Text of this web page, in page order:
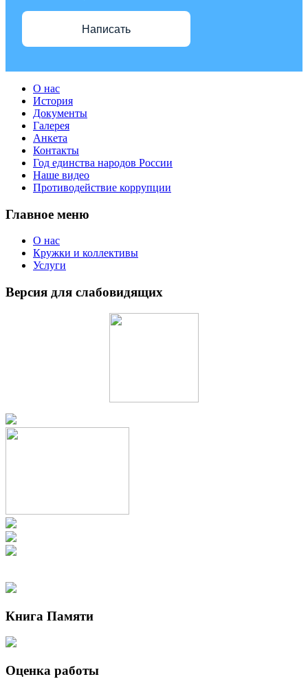
Написать
О нас
История
Документы
Галерея
Анкета
Контакты
Год единства народов России
Наше видео
Противодействие коррупции
Главное меню
О нас
Кружки и коллективы
Услуги
Версия для слабовидящих
Книга Памяти
Оценка работы